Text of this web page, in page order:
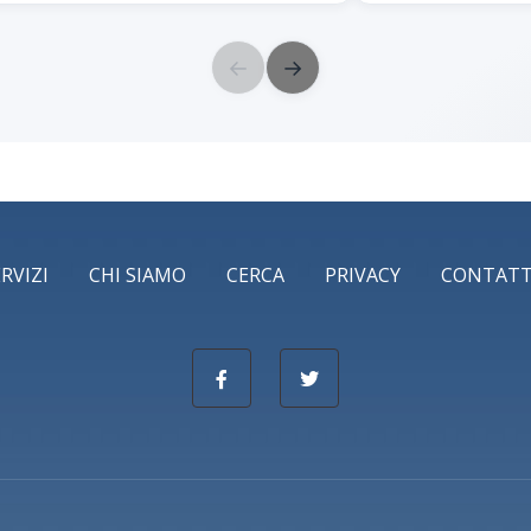
← →
CHI SIAMO CERCA PRIVACY